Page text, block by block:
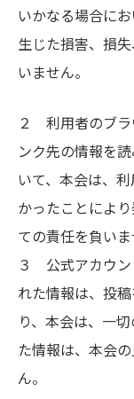
いかなる場合に
生じた損害、損
いません。
２ 利用者のブラ
ンク先の情報を
いて、本会は、
かったことによ
ての責任を負いま
３ 公式アカウン
れた情報は、投
り、本会は、一
た情報は、本会
ん。